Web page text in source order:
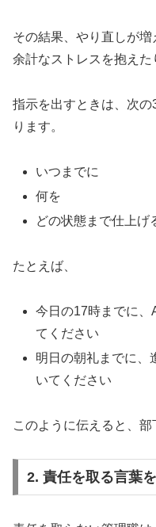
その結果、やり直しが
余計なストレスを抱えた
指示を出すときは、次
ります。
いつまでに
何を
どの状態まで仕上げ
たとえば、
今日の17時までに、
てください
明日の朝礼までに、
いてください
このように伝えると、部
2. 責任を取る言葉